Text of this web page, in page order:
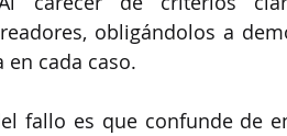
obligándolos a
cada caso.
fallo es que confunde de